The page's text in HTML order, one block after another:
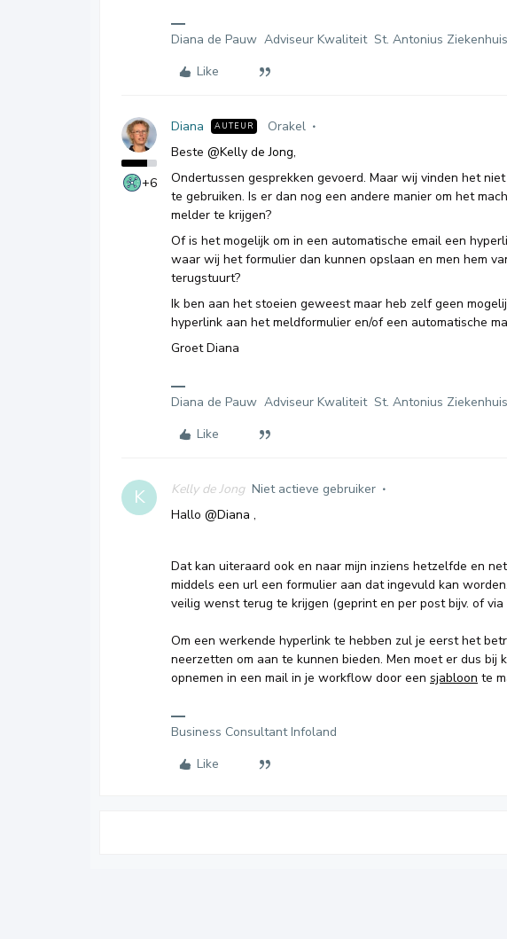
Diana de Pauw Adviseur Kwaliteit St. Antonius Ziekenhuis
Like
+6
Diana AUTEUR Orakel
Beste @Kelly de Jong,
Ondertussen gesprekken gevoerd. Maar wij vinden het
te gebruiken. Is er dan nog een andere manier om het
melder te krijgen?
Of is het mogelijk om in een automatische email een
waar wij het formulier dan kunnen opslaan en men hem
terugstuurt?
Ik ben aan het stoeien geweest maar heb zelf geen
hyperlink aan het meldformulier en/of een automatische
Groet Diana
Diana de Pauw Adviseur Kwaliteit St. Antonius Ziekenhuis
Like
K Kelly de Jong Niet actieve gebruiker
Hallo @Diana ,
Dat kan uiteraard ook en naar mijn inziens hetzelfde en
middels een url een formulier aan dat ingevuld kan
veilig wenst terug te krijgen (geprint en per post bijv. of via
Om een werkende hyperlink te hebben zul je eerst het
neerzetten om aan te kunnen bieden. Men moet er dus bij
opnemen in een mail in je workflow door een sjabloon te
Business Consultant Infoland
Like